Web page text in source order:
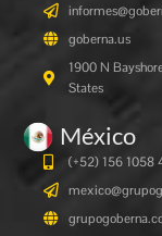
goberna.us
1900 N
States
México
(+52) 156 1058